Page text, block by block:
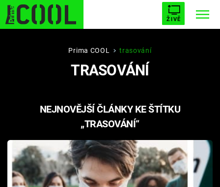
ŽIVĚ
STARHOUSE BUFFY, PŘEMOŽITELKA UPÍRŮ
PLNEJ KOTEL AVENGERS 5
Filmy
Seriály
Prima COOL trasování
TRASOVÁNÍ
NEJNOVĚJŠÍ ČLÁNKY KE ŠTÍTKU
„TRASOVÁNÍ“